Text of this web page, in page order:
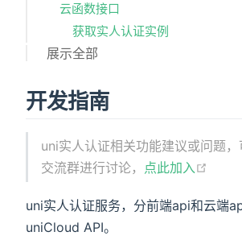
云函数接口
获取实人认证实例
展示全部
开发指南
uni实人认证相关功能建议或问题
交流群进行讨论， 点此加入
uni实人认证服务，分前端api和云端
uniCloud API。